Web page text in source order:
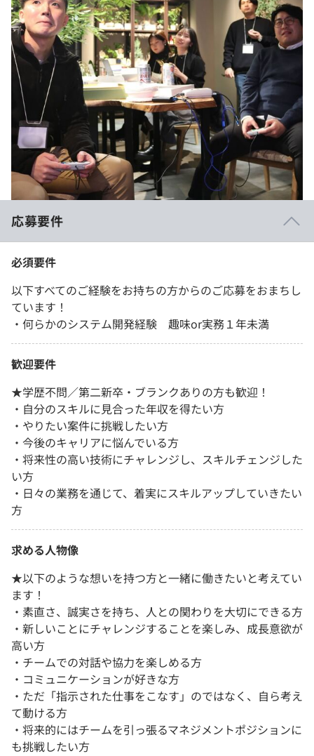
応募要件
必須要件
以下すべてのご経験をお持ちの方からのご応募をおまちし
ています！
・何らかのシステム開発経験 趣味or実務１年未満
歓迎要件
★学歴不問／第二新卒・ブランクありの方も歓迎！
・自分のスキルに見合った年収を得たい方
・やりたい案件に挑戦したい方
・今後のキャリアに悩んでいる方
・将来性の高い技術にチャレンジし、スキルチェンジした
い方
・日々の業務を通じて、着実にスキルアップしていきたい
方
求める人物像
★以下のような想いを持つ方と一緒に働きたいと考えてい
ます！
・素直さ、誠実さを持ち、人との関わりを大切にできる方
・新しいことにチャレンジすることを楽しみ、成長意欲が
高い方
・チームでの対話や協力を楽しめる方
・コミュニケーションが好きな方
・ただ「指示された仕事をこなす」のではなく、自ら考え
て動ける方
・将来的にはチームを引っ張るマネジメントポジションに
も挑戦したい方